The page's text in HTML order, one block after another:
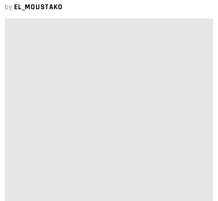
by EL_MOUSTAKO